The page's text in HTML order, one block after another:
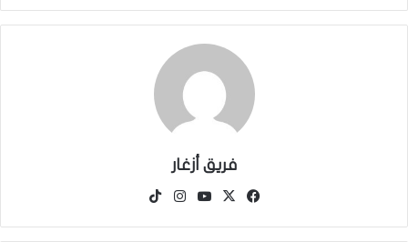
فريق أزغار
فيسبوك
‫X
‫YouTubeانستقرام